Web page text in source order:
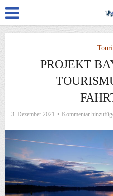
PROJEKT
3. Dezember 2021 Kommentar